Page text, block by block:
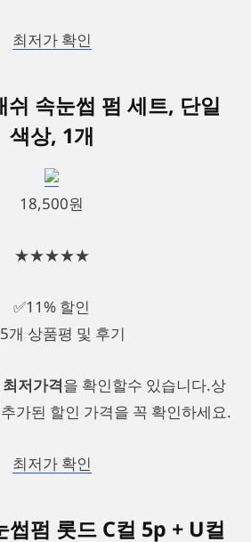
최저가 확인
속눈썹 펌 세트, 단일
색상, 1개
18,500원
★★★★★
✅11% 할인
개 상품평 및 후기
최저가격을 확인할수 있습니다.상
가된 할인 가격을 꼭 확인하세요.
최저가 확인
썹펌 롯드 C컬 5p + U컬